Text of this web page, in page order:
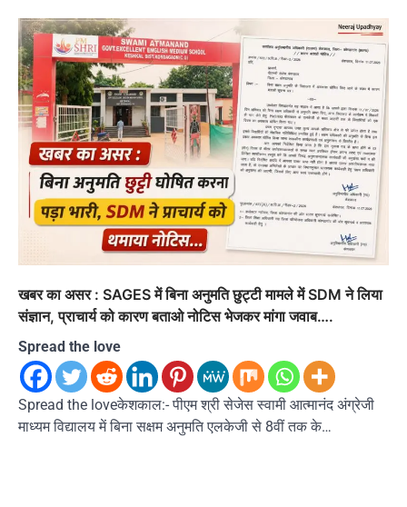
खबर का असर : SAGES में बिना अनुमति छुट्टी मामले में SDM ने लिया
संज्ञान, प्राचार्य को कारण बताओ नोटिस भेजकर मांगा जवाब….
Spread the love
Spread the loveकेशकाल:- पीएम श्री सेजेस स्वामी आत्मानंद अंग्रेजी
माध्यम विद्यालय में बिना सक्षम अनुमति एलकेजी से 8वीं तक के…